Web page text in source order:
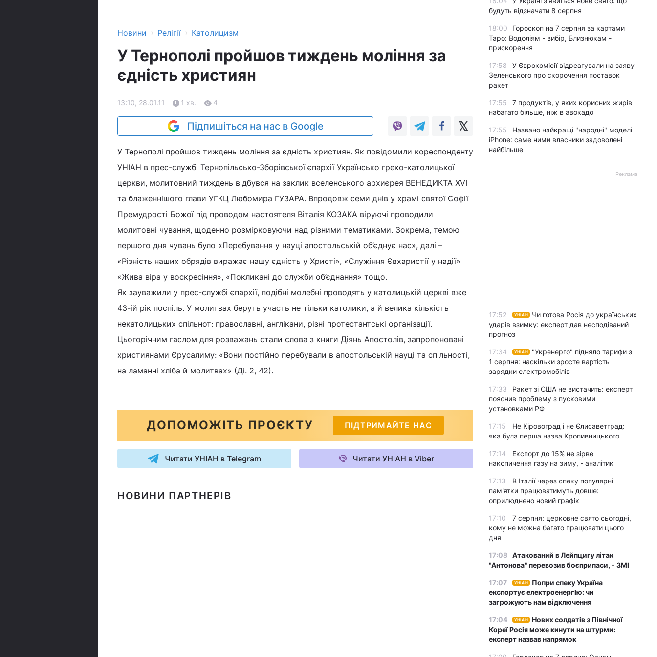
Новини › Релігії › Католицизм
У Тернополі пройшов тиждень моління за
єдність християн
13:10, 28.01.11 1 хв. 4
Підпишіться на нас в Google
У Тернополі пройшов тиждень моління за єдність християн. Як повідомили кореспонденту
УНІАН в прес-службі Тернопільсько-Зборівської єпархії Українсько греко-католицької
церкви, молитовний тиждень відбувся на заклик вселенського архиєрея ВЕНЕДИКТА XVI
та блаженнішого глави УГКЦ Любомира ГУЗАРА. Впродовж семи днів у храмі святої Софії
Премудрості Божої під проводом настоятеля Віталія КОЗАКА віруючі проводили
молитовні чування, щоденно розмірковуючи над різними тематиками. Зокрема, темою
першого дня чувань було «Перебування у науці апостольській об’єднує нас», далі –
«Різність наших обрядів виражає нашу єдність у Христі», «Служіння Євхаристії у надії»
«Жива віра у воскресіння», «Покликані до служби об’єднання» тощо.
Як зауважили у прес-службі єпархії, подібні молебні проводять у католицькій церкві вже
43-ій рік поспіль. У молитвах беруть участь не тільки католики, а й велика кількість
некатолицьких спільнот: православні, англікани, різні протестантські організації.
Цьогорічним гаслом для розважань стали слова з книги Діянь Апостолів, запропоновані
християнами Єрусалиму: «Вони постійно перебували в апостольській науці та спільності,
на ламанні хліба й молитвах» (Ді. 2, 42).
ДОПОМОЖІТЬ ПРОЄКТУ ПІДТРИМАЙТЕ НАС
Читати УНІАН в Telegram Читати УНІАН в Viber
НОВИНИ ПАРТНЕРІВ
будуть відзначати 8 серпня
18:00
Гороскоп на 7 серпня за картами
Таро: Водоліям - вибір, Близнюкам -
прискорення
17:58
У Єврокомісії відреагували на заяву
Зеленського про скорочення поставок
ракет
17:55
7 продуктів, у яких корисних жирів
набагато більше, ніж в авокадо
17:55
Названо найкращі "народні" моделі
iPhone: саме ними власники задоволені
найбільше
Реклама
17:52 УНІАН
Чи готова Росія до українських
ударів взимку: експерт дав несподіваний
прогноз
17:34 УНІАН
"Укренерго" підняло тарифи з
1 серпня: наскільки зросте вартість
зарядки електромобілів
17:33
Ракет зі США не вистачить: експерт
пояснив проблему з пусковими
установками РФ
17:15
Не Кіровоград і не Єлисаветград:
яка була перша назва Кропивницького
17:14
Експорт до 15% не зірве
накопичення газу на зиму, - аналітик
17:13
В Італії через спеку популярні
пам'ятки працюватимуть довше:
оприлюднено новий графік
17:10
7 серпня: церковне свято сьогодні,
кому не можна багато працювати цього
дня
17:08 Атакований в Лейпцигу літак
"Антонова" перевозив боєприпаси, - ЗМІ
17:07 УНІАН
Попри спеку Україна
експортує електроенергію: чи
загрожують нам відключення
17:04 УНІАН
Нових солдатів з Північної
Кореї Росія може кинути на штурми:
експерт назвав напрямок